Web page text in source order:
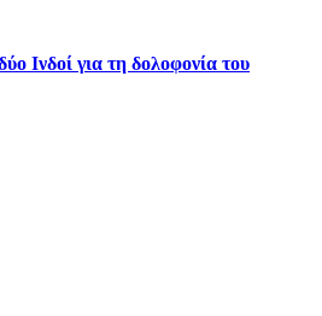
Ινδοί για τη δολοφονία του